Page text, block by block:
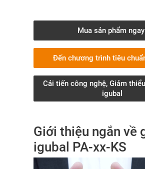
Mua sản phẩm
Đến chương trình tiêu
Cải tiến công nghệ, Giảm
igubal
Giới thiệu ngắn về
igubal PA-xx-KS